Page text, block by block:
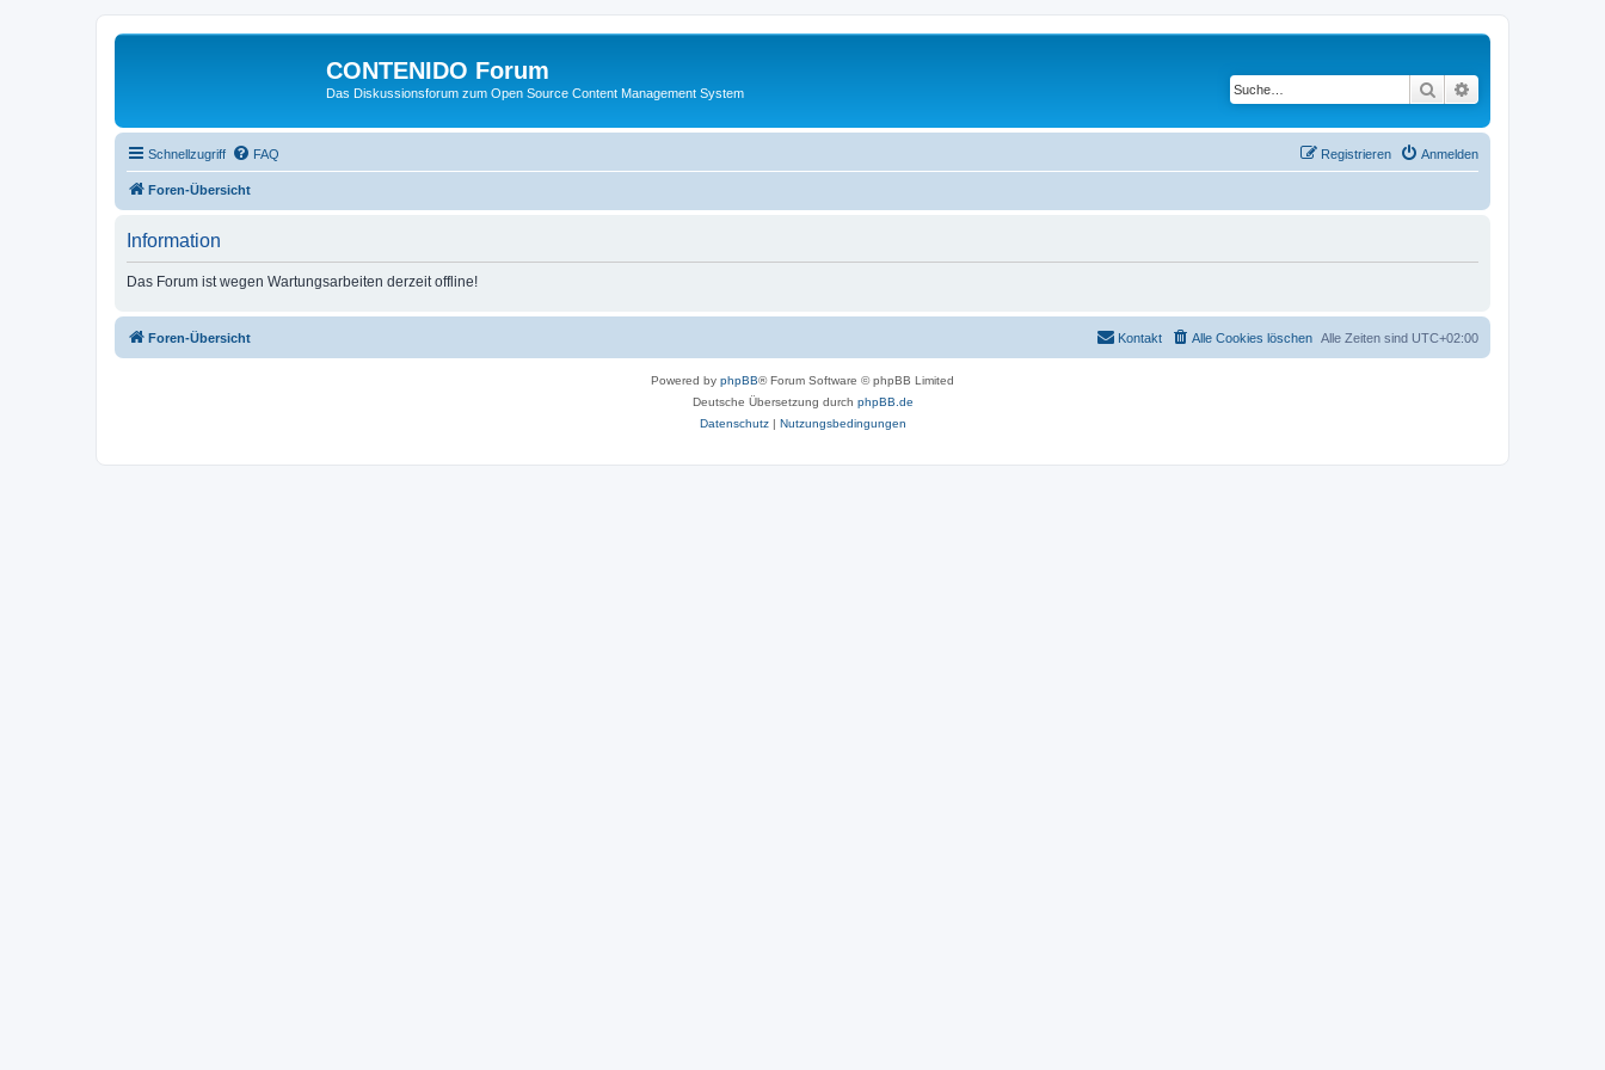
CONTENIDO Forum
Das Diskussionsforum zum Open Source Content Management System Suche
Schnellzugriff FAQ Anmelden
Registrieren
Foren-Übersicht
Information
Das Forum ist wegen Wartungsarbeiten derzeit offline!
Foren-Übersicht Alle Zeiten sind UTC+02:00
Alle Cookies löschen
Kontakt
Powered by phpBB® Forum Software © phpBB Limited
Deutsche Übersetzung durch phpBB.de
Datenschutz| Nutzungsbedingungen